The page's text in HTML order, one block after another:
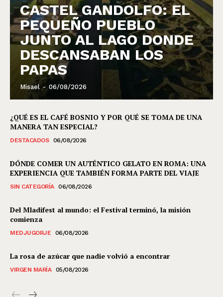
CASTEL GANDOLFO: EL
PEQUEÑO PUEBLO
JUNTO AL LAGO DONDE
DESCANSABAN LOS
PAPAS
Misael - 06/08/2026
¿QUÉ ES EL CAFÉ BOSNIO Y POR QUÉ SE TOMA DE UNA
MANERA TAN ESPECIAL?
DESTACADOS 06/08/2026
DÓNDE COMER UN AUTÉNTICO GELATO EN ROMA: UNA
EXPERIENCIA QUE TAMBIÉN FORMA PARTE DEL VIAJE
SIN CATEGORÍA 06/08/2026
Del Mladifest al mundo: el Festival terminó, la misión
comienza
MEDJUGORJE 06/08/2026
La rosa de azúcar que nadie volvió a encontrar
VIRGEN MARÍA 05/08/2026